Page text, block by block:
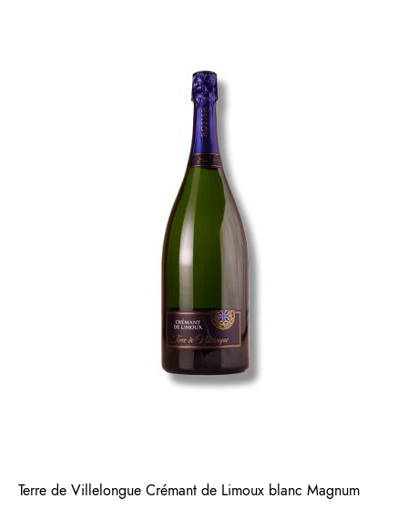
Terre de Villelongue Crémant de Limoux blanc Magnum